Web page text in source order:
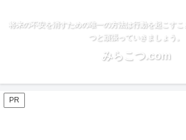
将来の不安を消すための唯一の方法は行動を起こす
つと頑張っていきましょう。
みらこつ.com
PR